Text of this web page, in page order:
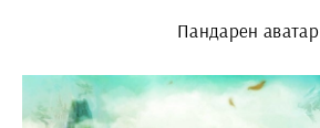
Пандарен аватар